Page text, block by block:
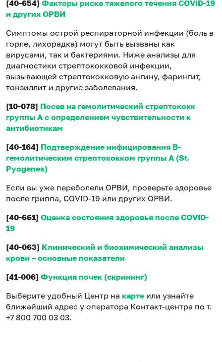
[40-654] Факторы риска тяжелого течения COVID-19
и других ОРВИ
Симптомы острой респираторной инфекции (боль в
горле, лихорадка) могут быть вызваны как
вирусами, так и бактериями. Ниже анализы для
диагностики стрептококковой инфекции,
вызывающей стрептококковую ангину, фарингит,
тонзиллит и другие заболевания.
[10-078] Посев на гемолитический стрептококк
группы А с определением чувствительности к
антибиотикам
[40-164] Подтверждение инфицирования В-
гемолитическим стрептококком группы А (St.
Pyogenes)
Если вы уже переболели ОРВИ, проверьте здоровье
после гриппа, COVID-19 или других ОРВИ.
[40-661] Оценка состояния здоровья после СOVID-
19
[40-063] Клинический и биохимический анализы
крови – основные показатели
[41-006] Функция почек (скрининг)
Выберите удобный Центр на карте или узнайте
ближайший адрес у оператора Контакт-центра по т.
+7 800 700 03 03.